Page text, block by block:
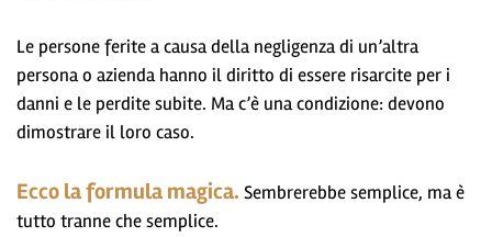
Le persone ferite a causa della negligenza di un’altra
persona o azienda hanno il diritto di essere risarcite per i
danni e le perdite subite. Ma c’è una condizione: devono
dimostrare il loro caso.
Ecco la formula magica. Sembrerebbe semplice, ma è
tutto tranne che semplice.